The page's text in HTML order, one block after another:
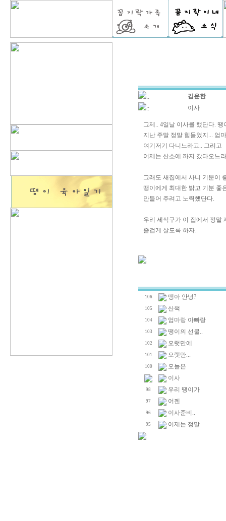
::
김윤한
::
이사
그제.. 4일날 이사를 했단다. 땡
지난 주말 정말 힘들었지... 엄
여기저기 다니느라고.. 그리고
어제는 산소에 까지 갔다오느
그래도 새집에서 사니 기분이
땡이에게 최대한 밝고 기분 좋
만들어 주려고 노력했단다.
우리 세식구가 이 집에서 정말
즐겁게 살도록 하자..
106 땡아 안녕?
105 산책
104 엄마랑 아빠랑
103 땡이의 선물..
102 오랫만에
101 오랫만...
100
오늘은
이사
98 우리 땡이가
97 어젠
96 이사준비..
95 어제는 정말